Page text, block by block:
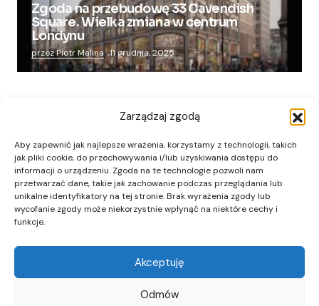
Zarządzaj zgodą
Aby zapewnić jak najlepsze wrażenia, korzystamy z technologii, takich
jak pliki cookie, do przechowywania i/lub uzyskiwania dostępu do
informacji o urządzeniu. Zgoda na te technologie pozwoli nam
przetwarzać dane, takie jak zachowanie podczas przeglądania lub
unikalne identyfikatory na tej stronie. Brak wyrażenia zgody lub
wycofanie zgody może niekorzystnie wpłynąć na niektóre cechy i
funkcje.
Akceptuję
Odmów
Zgoda na przebudowę 33 Cavendish
Square. Wielka zmiana w centrum
Londynu
przez Piotr Malina 11 grudnia, 2025